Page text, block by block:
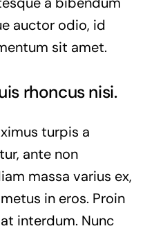
auctor odio, id
sit amet.
rhoncus nisi.
turpis a
ante non
massa varius ex,
in eros. Proin
interdum. Nunc